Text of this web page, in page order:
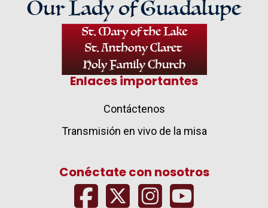
Enlaces importantes
Contáctenos
Transmisión en vivo de la misa
Conéctate con nosotros